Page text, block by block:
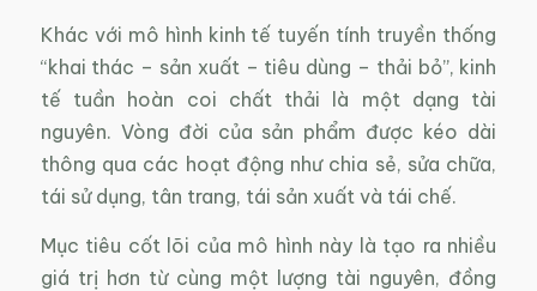
Khác với mô hình kinh tế tuyến tính truyền thống
“khai thác – sản xuất – tiêu dùng – thải bỏ”, kinh
tế tuần hoàn coi chất thải là một dạng tài
nguyên. Vòng đời của sản phẩm được kéo dài
thông qua các hoạt động như chia sẻ, sửa chữa,
tái sử dụng, tân trang, tái sản xuất và tái chế.
Mục tiêu cốt lõi của mô hình này là tạo ra nhiều
giá trị hơn từ cùng một lượng tài nguyên, đồng